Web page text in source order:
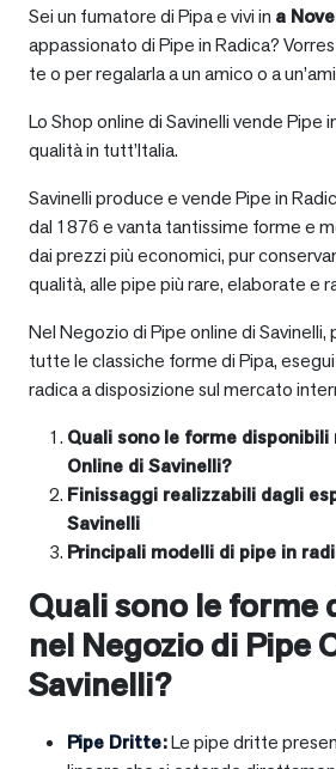
Sei un fumatore di Pipa e vivi in a
appassionato di Pipe in Radica?
te o per regalarla a un amico o a
Lo Shop online di Savinelli vende Pipe
qualità in tutt’Italia.
Savinelli produce e vende Pipe in
dal 1876 e vanta tantissime forme e
dai prezzi più economici, pur
qualità, alle pipe più rare, elaborate e
Nel Negozio di Pipe online di
tutte le classiche forme di Pipa,
radica a disposizione sul mercato
Quali sono le forme disponibili
Online di Savinelli?
Finissaggi realizzabili dagli
Savinelli
Principali modelli di pipe in
Quali sono le forme
nel Negozio di Pipe
Savinelli?
Pipe Dritte:Le pipe dritte